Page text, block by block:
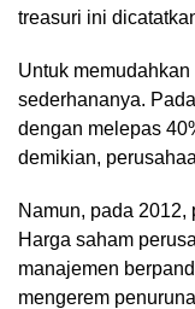
treasuri ini
Untuk
sederhananya.
dengan melepas
demikian,
Namun, pada
Harga saham
manajemen
mengerem